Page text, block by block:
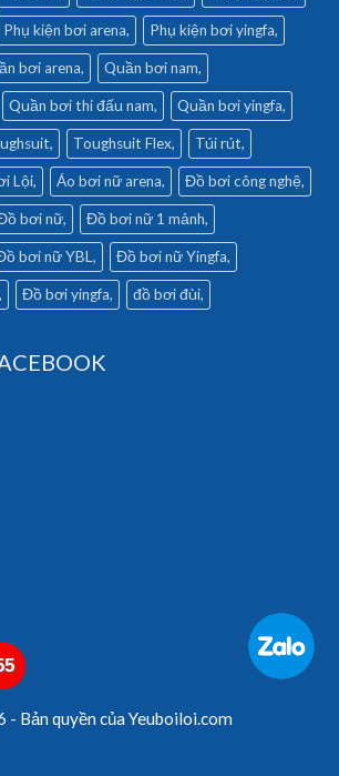
Phụ kiện bơi arena Phụ kiện bơi yingfa
bơi arena Quần bơi nam
Quần bơi thi đấu nam Quần bơi yingfa
Toughsuit Flex Túi rút
Lội Áo bơi nữ arena Đồ bơi công nghệ
bơi nữ Đồ bơi nữ 1 mảnh
bơi nữ YBL Đồ bơi nữ Yingfa
Đồ bơi yingfa đồ bơi đùi
Bản quyền của Yeuboiloi.com